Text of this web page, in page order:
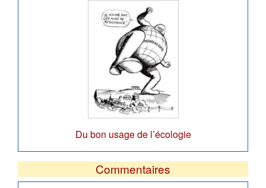
Du bon usage de l’écologie
Commentaires